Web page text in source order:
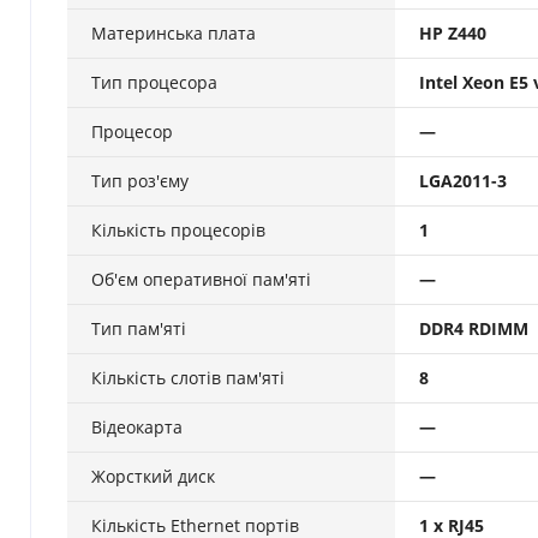
Материнська плата HP Z440
Тип процесора Intel Xeon E5
Процесор —
Тип роз'єму LGA2011-3
Кількість процесорів 1
Об'єм оперативної пам'яті —
Тип пам'яті DDR4 RDIMM
Кількість слотів пам'яті 8
Відеокарта —
Жорсткий диск —
Кількість Ethernet портів 1 х RJ45